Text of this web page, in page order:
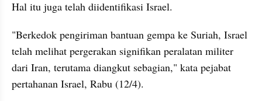
Hal itu juga telah diidentifikasi Israel.
"Berkedok pengiriman bantuan gempa ke Suriah, Israel
telah melihat pergerakan signifikan peralatan militer
dari Iran, terutama diangkut sebagian," kata pejabat
pertahanan Israel, Rabu (12/4).